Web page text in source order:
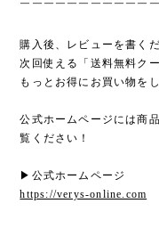
￣￣￣￣￣￣￣￣￣￣￣
購入後、レビューを書くだ
次回使える「送料無料ク
もっとお得にお買い物を
公式ホームページには商
覧ください！
▶︎公式ホームページ
https://verys-online.com